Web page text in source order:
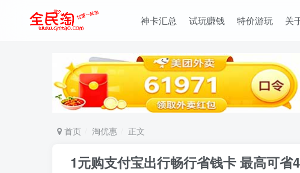
神卡汇总 试玩赚钱 特价游玩 关
首页 淘优惠 正文
1元购支付宝出行畅行省钱卡 最高可省